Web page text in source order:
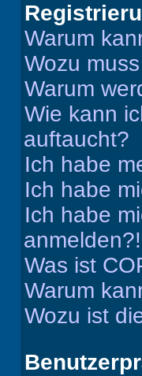
Warum
Wozu
Warum
Wie kann
auftaucht?
Ich habe
Ich habe
Ich habe
anmelden?!
Was ist
Warum
Wozu ist